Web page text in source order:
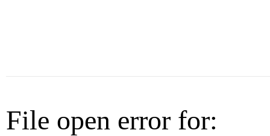
File open error for: